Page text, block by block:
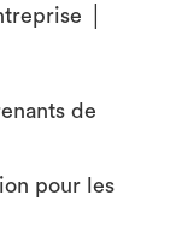
│
de
pour les